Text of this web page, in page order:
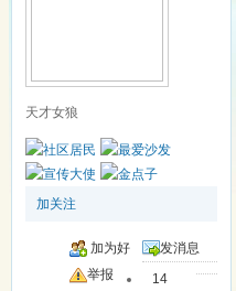
天才女狼
加关注
加为好
友
发消息
举报
14